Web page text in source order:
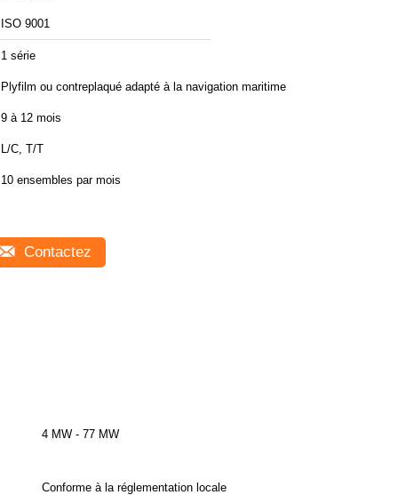
ISO 9001
1 série
Plyfilm ou contreplaqué adapté à la navigation maritime
9 à 12 mois
L/C, T/T
10 ensembles par mois
Contactez
4 MW - 77 MW
Conforme à la réglementation locale